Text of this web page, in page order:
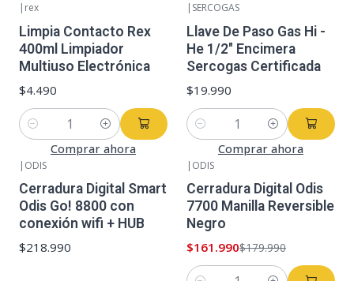
rex
Limpia Contacto Rex
400ml Limpiador
Multiuso Electrónica
$4.490
Cantidad
Comprar ahora
SERCOGAS
Llave De Paso Gas Hi -
He 1/2" Encimera
Sercogas Certificada
$19.990
Cantidad
Comprar ahora
| ODIS
Cerradura Digital Smart
Odis Go! 8800 con
conexión wifi + HUB
$218.990
| ODIS
Cerradura Digital Odis
7700 Manilla Reversible
Negro
$161.990$179.990